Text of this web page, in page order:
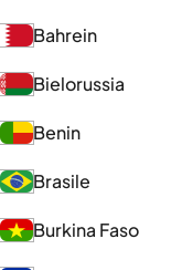
Bahrein
Bielorussia
Benin
Brasile
Burkina Faso